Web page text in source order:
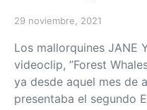
Posted on
29 noviembre, 2021
Los mallorquines JANE
videoclip, ”Forest
ya desde aquel mes de
presentaba el segundo